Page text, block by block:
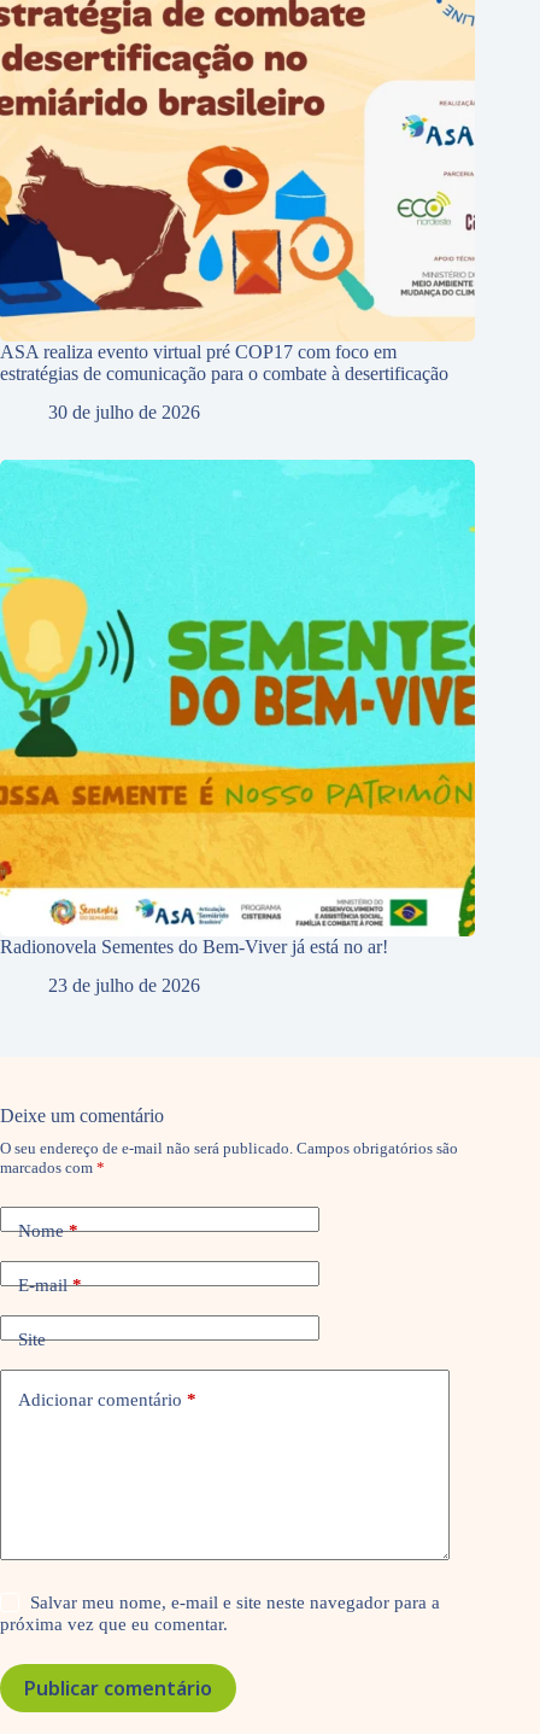
ASA realiza evento virtual pré COP17 com foco em
estratégias de comunicação para o combate à desertificação
30 de julho de 2026
Radionovela Sementes do Bem-Viver já está no ar!
23 de julho de 2026
Deixe um comentário
O seu endereço de e-mail não será publicado. Campos obrigatórios são
marcados com *
Nome*
E-mail*
Site
Adicionar comentário *
Salvar meu nome, e-mail e site neste navegador para a
próxima vez que eu comentar.
Publicar comentário